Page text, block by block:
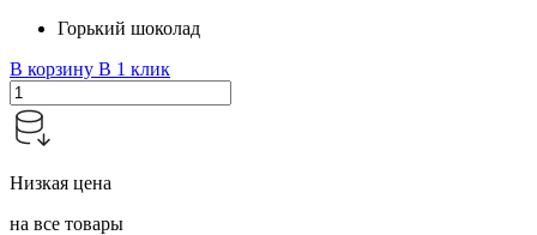
Горький шоколад
В корзину В 1 клик
Низкая цена
на все товары